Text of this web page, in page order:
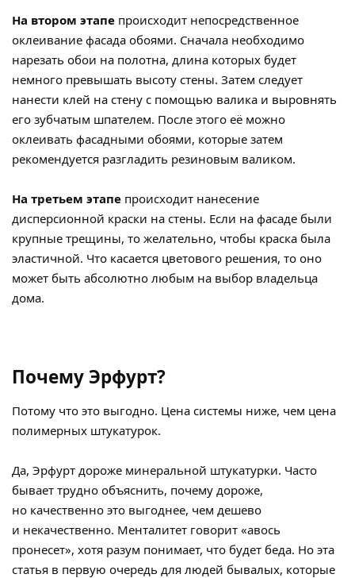
На втором этапе происходит непосредственное
оклеивание фасада обоями. Сначала необходимо
нарезать обои на полотна, длина которых будет
немного превышать высоту стены. Затем следует
нанести клей на стену с помощью валика и выровнять
его зубчатым шпателем. После этого её можно
оклеивать фасадными обоями, которые затем
рекомендуется разгладить резиновым валиком.
На третьем этапе происходит нанесение
дисперсионной краски на стены. Если на фасаде были
крупные трещины, то желательно, чтобы краска была
эластичной. Что касается цветового решения, то оно
может быть абсолютно любым на выбор владельца
дома.
Почему Эрфурт?
Потому что это выгодно. Цена системы ниже, чем цена
полимерных штукатурок.
Да, Эрфурт дороже минеральной штукатурки. Часто
бывает трудно объяснить, почему дороже,
но качественно это выгоднее, чем дешево
и некачественно. Менталитет говорит «авось
пронесет», хотя разум понимает, что будет беда. Но эта
статья в первую очередь для людей бывалых, которые